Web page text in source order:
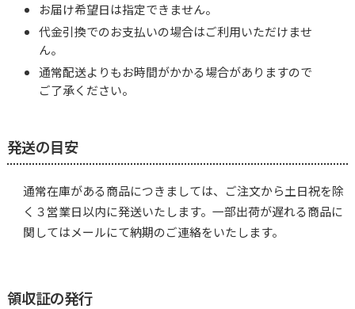
お届け希望日は指定できません。
代金引換でのお支払いの場合はご利用いただけませ
ん。
通常配送よりもお時間がかかる場合がありますので
ご了承ください。
発送の目安
通常在庫がある商品につきましては、ご注文から土日祝を除
く３営業日以内に発送いたします。一部出荷が遅れる商品に
関してはメールにて納期のご連絡をいたします。
領収証の発行